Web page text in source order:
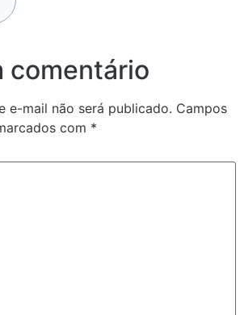
comentário
e-mail não será publicado. Campos
com *